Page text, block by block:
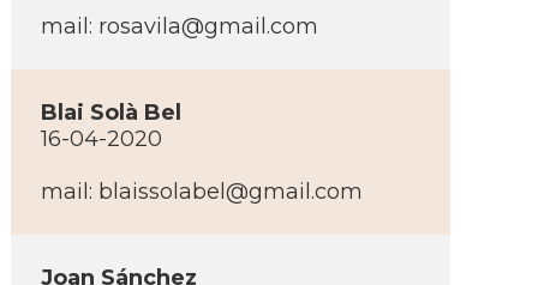
mail: rosavila@gmail.com
Blai Solà Bel
16-04-2020
mail: blaissolabel@gmail.com
Joan Sánchez